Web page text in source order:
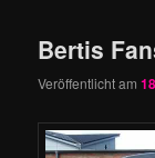
Bertis
Veröffentlicht am